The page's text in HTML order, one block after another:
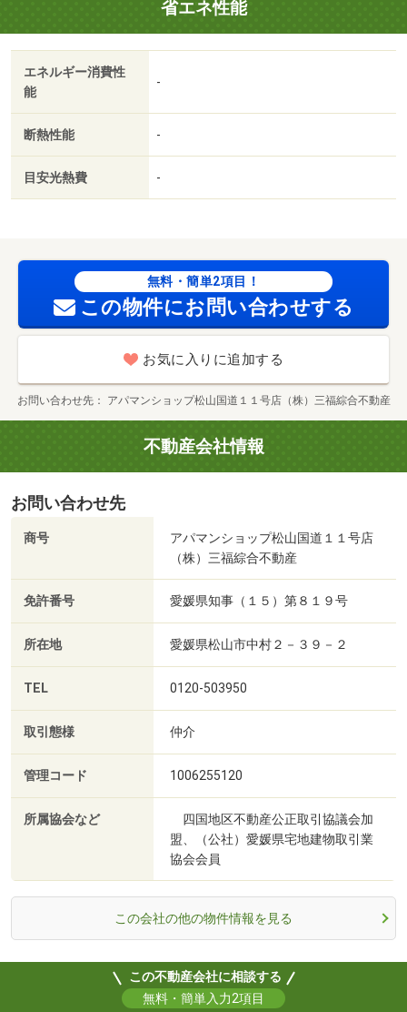
敷金不要／防犯カメラ／二人入居相談／バイク置場／駅ま
で平坦／ネット使用料不要／キッチンに窓／事務所相談／
平坦地／ルームシェア相談／南面リビング／２駅利用可／
駅徒歩５分以内／駅徒歩１０分以内／敷地内ごみ置き場／
平面駐車場／プロパンガス／南面バルコニー／玄関収納／
初期費用カード決済可／松山生協 西雄郡店（スーパー）
まで２８５ｍ／ドラッグストアコスモス 土居田店（ドラ
ッグストア）まで６２６ｍ／ファミリーマート松山土居田
ｍ／ドン・キホーテ 松山店（その他）まで８５７ｍ/賃貸
戸数:29戸
省エネ性能
エネルギー消費性
能
-
断熱性能 -
目安光熱費 -
無料・簡単2項目！
この物件にお問い合わせする
お気に入りに追加する
お問い合わせ先 アパマンショップ松山国道１１号店（株）三福綜合不動産
不動産会社情報
お問い合わせ先
商号
アパマンショップ松山国道１１号店
（株）三福綜合不動産
免許番号 愛媛県知事（１５）第８１９号
所在地 愛媛県松山市中村２－３９－２
TEL 0120-503950
取引態様 仲介
管理コード 1006255120
所属協会など
四国地区不動産公正取引協議会加
盟、（公社）愛媛県宅地建物取引業
協会会員
この会社の他の物件情報を見る
この不動産会社に相談する
無料・簡単入力2項目